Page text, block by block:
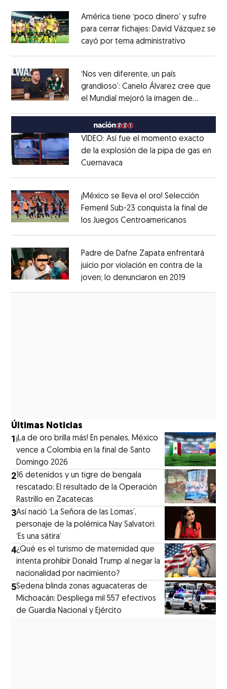
América tiene ‘poco dinero’ y sufre
para cerrar fichajes: David Vázquez se
cayó por tema administrativo
‘Nos ven diferente, un país
grandioso’: Canelo Álvarez cree que
el Mundial mejoró la imagen de
VIDEO: Así fue el momento exacto
de la explosión de la pipa de gas en
Cuernavaca
¡México se lleva el oro! Selección
Femenil Sub-23 conquista la final de
los Juegos Centroamericanos
Padre de Dafne Zapata enfrentará
juicio por violación en contra de la
joven; lo denunciaron en 2019
Últimas Noticias
1¡La de oro brilla más! En penales, México
vence a Colombia en la final de Santo
Domingo 2026
2 16 detenidos y un tigre de bengala
rescatado: El resultado de la Operación
Rastrillo en Zacatecas
3⁠Así nació ‘La Señora de las Lomas’,
personaje de la polémica Nay Salvatori:
‘Es una sátira’
4¿Qué es el turismo de maternidad que
intenta prohibir Donald Trump al negar la
nacionalidad por nacimiento?
5Sedena blinda zonas aguacateras de
Michoacán: Despliega mil 557 efectivos
de Guardia Nacional y Ejército